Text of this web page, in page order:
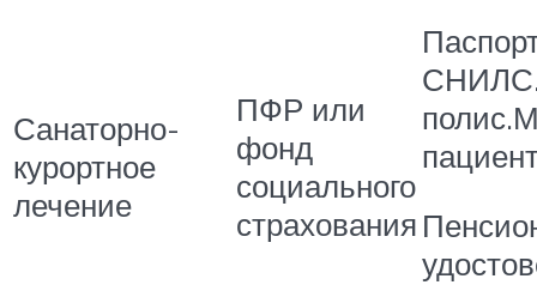
Санаторно-
курортное
лечение
ПФР или
фонд
социального
страхования